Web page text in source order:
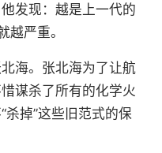
发现：越是上一代的
越严重。
海。张北海为了让航
谋杀了所有的化学火
掉”这些旧范式的保